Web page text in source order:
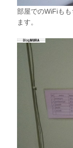
部屋でのWiFiも
ます。